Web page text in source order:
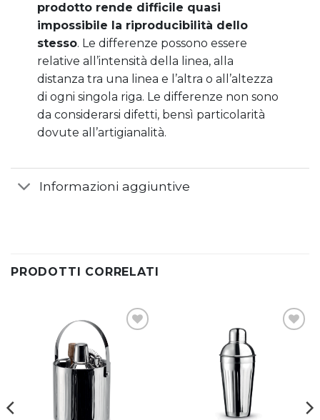
prodotto rende difficile quasi
impossibile la riproducibilità dello
stesso. Le differenze possono essere
relative all’intensità della linea, alla
distanza tra una linea e l’altra o all’altezza
di ogni singola riga. Le differenze non sono
da considerarsi difetti, bensì particolarità
dovute all’artigianalità.
Informazioni aggiuntive
PRODOTTI CORRELATI